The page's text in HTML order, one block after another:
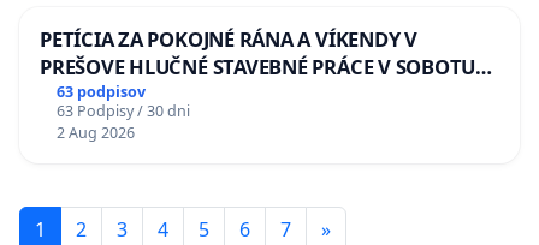
PETÍCIA ZA POKOJNÉ RÁNA A VÍKENDY V
PREŠOVE HLUČNÉ STAVEBNÉ PRÁCE V SOBOTU
LEN OD 9.00 DO 13.00 HOD., CEZ PRACOVNÝ
TÝŽDEŇ CIEĽ 8.00 – 18.00 HOD. A PRAVIDELNÁ
KONTROLA STAVBY C-AREA NA
63 podpisov
63 Podpisy / 30 dni
2 Aug 2026
1 2 3 4 5 6 7 »